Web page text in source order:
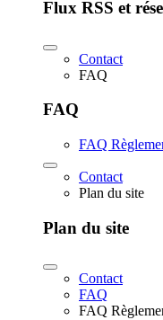
Flux RSS et
Contact
FAQ
FAQ
FAQ
Contact
Plan du site
Plan du site
Contact
FAQ
FAQ